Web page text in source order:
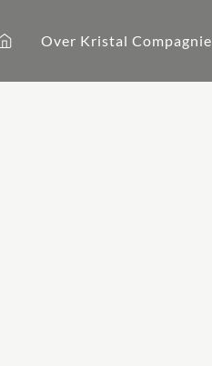
Over Kristal Compagnie